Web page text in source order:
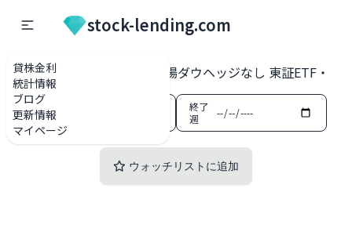
貸株金利
統計情報
ブログ
更新情報
マイページ
stock-lending.com
貸株金利一覧 2235 上場ダウヘッジなし 東証ETF・
開始
週
終了
週
ウォッチリストに追加